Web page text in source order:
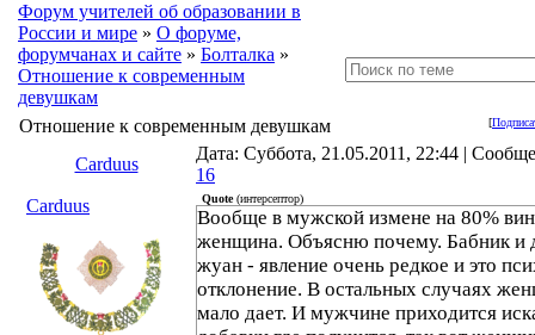
Форум учителей об образовании в
России и мире » О форуме,
форумчанах и сайте » Болталка »
Отношение к современным
девушкам
[
Отношение к современным девушкам
Carduus
Дата: Суббота, 21.05.2011, 22:44 |
16
Carduus
Quote(интерсептор)
Вообще в мужской измене на 80%
женщина. Объясню почему. Бабник и
жуан - явление очень редкое и это
отклонение. В остальных случаях
мало дает. И мужчине приходится